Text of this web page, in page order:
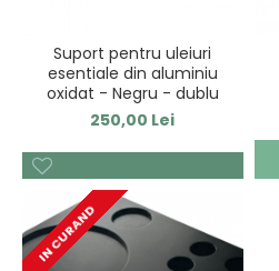
Suport pentru uleiuri
esentiale din aluminiu
oxidat - Negru - dublu
250,00 Lei
IN CURAND